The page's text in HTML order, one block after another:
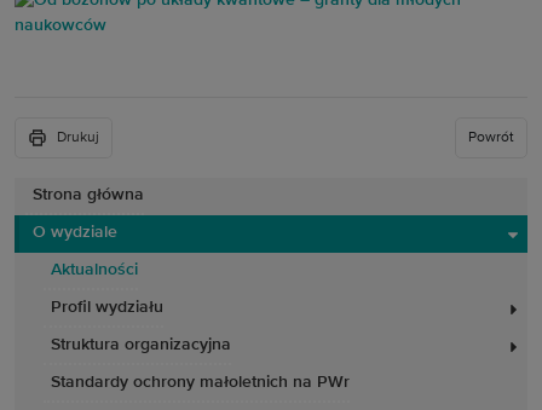
Strona główna
O wydziale
Aktualności
Profil wydziału
Struktura organizacyjna
Standardy ochrony małoletnich na PWr
Drukuj Powrót